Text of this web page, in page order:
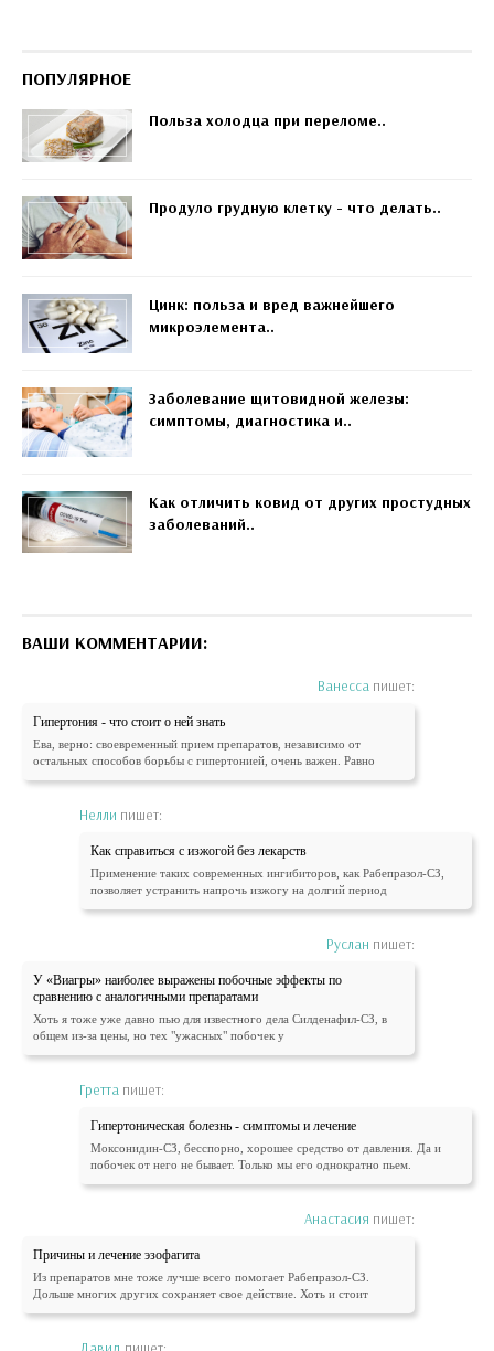
ПОПУЛЯРНОЕ
Польза холодца при переломе..
Продуло грудную клетку - что делать..
Цинк: польза и вред важнейшего
микроэлемента..
Заболевание щитовидной железы:
симптомы, диагностика и..
Как отличить ковид от других простудных
заболеваний..
ВАШИ КОММЕНТАРИИ:
Ванесса пишет:
Гипертония - что стоит о ней знать
Ева, верно: своевременный прием препаратов, независимо от
остальных способов борьбы с гипертонией, очень важен. Равно
Нелли пишет:
Как справиться с изжогой без лекарств
Применение таких современных ингибиторов, как Рабепразол-СЗ,
позволяет устранить напрочь изжогу на долгий период
Руслан пишет:
У «Виагры» наиболее выражены побочные эффекты по
сравнению с аналогичными препаратами
Хоть я тоже уже давно пью для известного дела Силденафил-СЗ, в
общем из-за цены, но тех "ужасных" побочек у
Гретта пишет:
Гипертоническая болезнь - симптомы и лечение
Моксонидин-СЗ, бесспорно, хорошее средство от давления. Да и
побочек от него не бывает. Только мы его однократно пьем.
Анастасия пишет:
Причины и лечение эзофагита
Из препаратов мне тоже лучше всего помогает Рабепразол-СЗ.
Дольше многих других сохраняет свое действие. Хоть и стоит